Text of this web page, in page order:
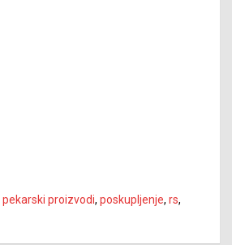
pekarski proizvodi, poskupljenje, rs,